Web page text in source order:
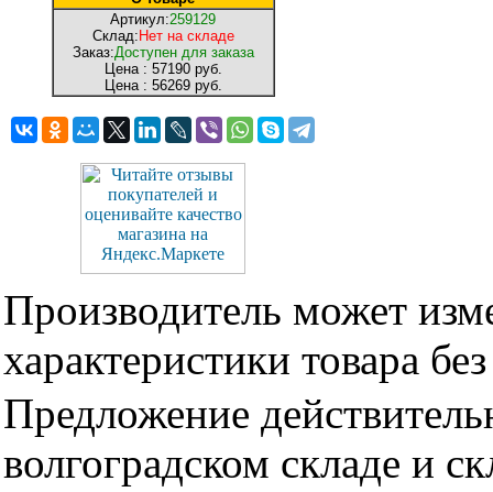
Артикул:259129
Склад: Нет на складе
Заказ:Доступен для заказа
Цена : 57190 руб.
Цена : 56269 руб.
Производитель может
характеристики товара
Предложение
волгоградском складе и